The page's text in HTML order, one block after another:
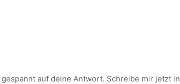
auf deine Antwort. Schreibe mir jetzt in